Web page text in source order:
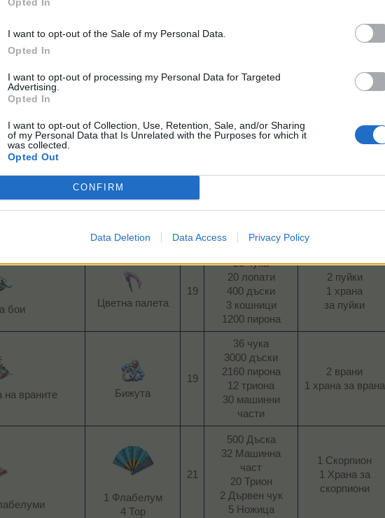
I want to opt-out of the Sale of my Personal Data.
Opted In
I want to opt-out of processing my Personal Data for Targeted
Advertising.
Opted In
I want to opt-out of Collection, Use, Retention, Sale, and/or Sharing
of my Personal Data that Is Unrelated with the Purposes for which it
was collected.
Opted Out
CONFIRM
Data Deletion Data Access Privacy Policy
гуано​
17​
900 пирона
1 прилеп
1 храна за
мляко​
Козе мляко​
17​
840 пирона
8 машинни
1 храна
за кози​
18​
320 дъски
1 вентилатор​
1 храна
бои​
Цветна палета​
19​
20 чука
20 лопати
400 дъски
3 кошници
1200 пирона​
2 пуйки
1 храна
за пуйки​
враните​ Бижута​
19​
36 чука
3000 дъски
2160 пирона
12 триона
30 машинни
части​
2 врани
1 храна за врана​
1 Флабелум
4 Тор​
21​
500 Дъска
32 Машинна
част
20 Трион
2 Дървен чук
5 Ножица​
1 Скорпион
1 Храна за
скорпиони​